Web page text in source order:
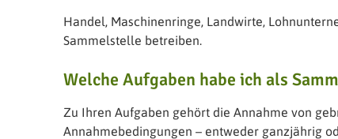
Handel, Maschinenringe, Landwirte,
Sammelstelle betreiben.
Welche Aufgaben habe ich als
Zu Ihren Aufgaben gehört die Annahme von
Annahmebedingungen – entweder ganzjährig